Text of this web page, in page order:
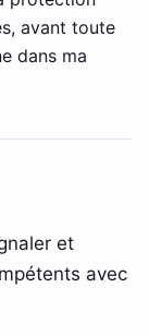
avant toute
dans ma
et
avec